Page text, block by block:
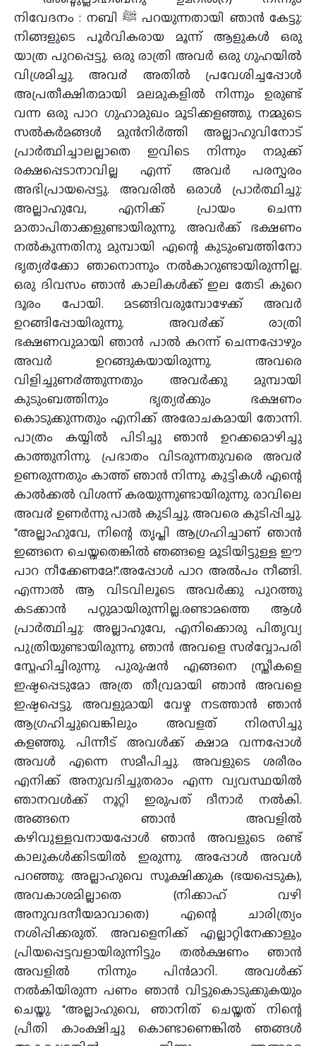
നിവേദനം : നബി ﷺ പറയുന്നതായി ഞാന്‍ കേട്ടു:
നിങ്ങളുടെ പൂര്‍വികരായ മൂന്ന് ആളുകള്‍ ഒരു
യാത്ര പുറപ്പെട്ടു. ഒരു രാത്രി അവര്‍ ഒരു ഗുഹയില്‍
വിശ്രമിച്ചു. അവ൪ അതില്‍ പ്രവേശിച്ചപ്പോള്‍
അപ്രതീക്ഷിതമായി മലമുകളില്‍ നിന്നും ഉരുണ്ട്
വന്ന ഒരു പാറ ഗുഹാമുഖം മൂടിക്കളഞ്ഞു. നമ്മുടെ
സല്‍കര്‍മങ്ങള്‍ മുന്‍നിര്‍ത്തി അല്ലാഹുവിനോട്
പ്രാര്‍ത്ഥിച്ചാലല്ലാതെ ഇവിടെ നിന്നും നമുക്ക്
രക്ഷപ്പെടാനാവില്ല എന്ന് അവര്‍ പരസ്പരം
അഭിപ്രായപ്പെട്ടു. അവരില്‍ ഒരാള്‍ പ്രാര്‍ത്ഥിച്ചു:
അല്ലാഹുവേ, എനിക്ക് പ്രായം ചെന്ന
മാതാപിതാക്കളുണ്ടായിരുന്നു. അവര്‍ക്ക് ഭക്ഷണം
നല്‍കുന്നതിനു മുമ്പായി എന്റെ കുടുംബത്തിനോ
ഭൃത്യ൪ക്കോ ഞാനൊന്നും നല്‍കാറുണ്ടായിരുന്നില്ല.
ഒരു ദിവസം ഞാന്‍ കാലികള്‍ക്ക് ഇല തേടി കുറെ
ദൂരം പോയി. മടങ്ങിവരുമ്പോഴേക്ക് അവര്‍
ഉറങ്ങിപ്പോയിരുന്നു. അവ൪ക്ക് രാത്രി
ഭക്ഷണവുമായി ഞാന്‍ പാല്‍ കറന്ന് ചെന്നപ്പോഴും
അവര്‍ ഉറങ്ങുകയായിരുന്നു. അവരെ
വിളിച്ചുണ൪ത്തുന്നതും അവര്‍ക്കു മുമ്പായി
കുടുംബത്തിനും ഭൃത്യ൪ക്കും ഭക്ഷണം
കൊടുക്കുന്നതും എനിക്ക് അരോചകമായി തോന്നി.
പാത്രം കയ്യില്‍ പിടിച്ചു ഞാന്‍ ഉറക്കമൊഴിച്ചു
കാത്തുനിന്നു. പ്രഭാതം വിടരുന്നതുവരെ അവ൪
ഉണരുന്നതും കാത്ത് ഞാന്‍ നിന്നു. കുട്ടികള്‍ എന്റെ
കാല്‍ക്കല്‍ വിശന്ന് കരയുന്നുണ്ടായിരുന്നു. രാവിലെ
അവ൪ ഉണര്‍ന്നു പാല്‍ കുടിച്ചു. അവരെ കുടിപ്പിച്ചു.
“അല്ലാഹുവേ, നിന്റെ തൃപ്തി ആഗ്രഹിച്ചാണ് ഞാന്‍
ഇങ്ങനെ ചെയ്തതെങ്കില്‍ ഞങ്ങളെ മൂടിയിട്ടുള്ള ഈ
പാറ നീക്കേണമേ!”.അപ്പോള്‍ പാറ അല്‍പം നീങ്ങി.
എന്നാല്‍ ആ വിടവിലൂടെ അവര്‍ക്കു പുറത്തു
കടക്കാന്‍ പറ്റുമായിരുന്നില്ല.രണ്ടാമത്തെ ആള്‍
പ്രാര്‍ത്ഥിച്ചു: അല്ലാഹുവേ, എനിക്കൊരു പിതൃവ്യ
പുത്രിയുണ്ടായിരുന്നു. ഞാന്‍ അവളെ സ൪വ്വോപരി
സ്നേഹിച്ചിരുന്നു. പുരുഷന്‍ എങ്ങനെ സ്ത്രീകളെ
ഇഷ്ടപ്പെടുമോ അത്ര തീവ്രമായി ഞാന്‍ അവളെ
ഇഷ്ടപ്പെട്ടു. അവളുമായി വേഴ്ച നടത്താന്‍ ഞാന്‍
ആഗ്രഹിച്ചുവെങ്കിലും അവളത് നിരസിച്ചു
കളഞ്ഞു. പിന്നീട് അവള്‍ക്ക് ക്ഷാമ വന്നപ്പോള്‍
അവള്‍ എന്നെ സമീപിച്ചു. അവളുടെ ശരീരം
എനിക്ക് അനുവദിച്ചുതരാം എന്ന വ്യവസ്ഥയില്‍
ഞാനവള്‍ക്ക് നൂറ്റി ഇരുപത് ദീനാര്‍ നല്‍കി.
അങ്ങനെ ഞാന്‍ അവളില്‍
കഴിവുള്ളവനായപ്പോള്‍ ഞാന്‍ അവളുടെ രണ്ട്
കാലുകള്‍ക്കിടയില്‍ ഇരുന്നു. അപ്പോള്‍ അവള്‍
പറഞ്ഞു: അല്ലാഹുവെ സൂക്ഷിക്കുക (ഭയപ്പെടുക),
അവകാശമില്ലാതെ (നിക്കാഹ് വഴി
അനുവദനീയമാവാതെ) എന്റെ ചാരിത്ര്യം
നശിപ്പിക്കരുത്. അവളെനിക്ക് എല്ലാറ്റിനേക്കാളും
പ്രിയപ്പെട്ടവളായിരുന്നിട്ടും തല്‍ക്ഷണം ഞാന്‍
അവളില്‍ നിന്നും പിന്‍മാറി. അവള്‍ക്ക്
നല്‍കിയിരുന്ന പണം ഞാന്‍ വിട്ടുകൊടുക്കുകയും
ചെയ്തു. “അല്ലാഹുവെ, ഞാനിത് ചെയ്തത് നിന്റെ
പ്രീതി കാംക്ഷിച്ചു കൊണ്ടാണെങ്കില്‍ ഞങ്ങള്‍